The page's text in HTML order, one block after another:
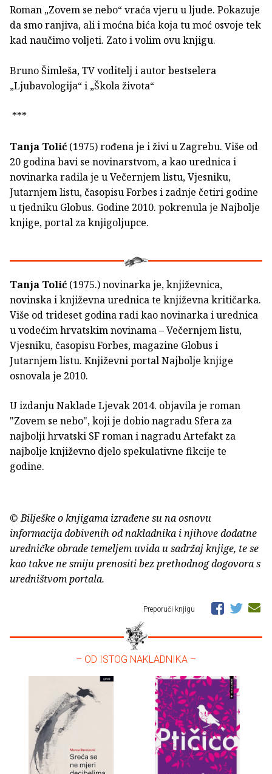
Roman „Zovem se nebo“ vraća vjeru u ljude. Pokazuje
da smo ranjiva, ali i moćna bića koja tu moć osvoje tek
kad naučimo voljeti. Zato i volim ovu knjigu.
Bruno Šimleša, TV voditelj i autor bestselera
„Ljubavologija“ i „Škola života“
***
Tanja Tolić (1975) rođena je i živi u Zagrebu. Više od
20 godina bavi se novinarstvom, a kao urednica i
novinarka radila je u Večernjem listu, Vjesniku,
Jutarnjem listu, časopisu Forbes i zadnje četiri godine
u tjedniku Globus. Godine 2010. pokrenula je Najbolje
knjige, portal za knjigoljupce.
Tanja Tolić (1975.) novinarka je, književnica,
novinska i književna urednica te književna kritičarka.
Više od trideset godina radi kao novinarka i urednica
u vodećim hrvatskim novinama – Večernjem listu,
Vjesniku, časopisu Forbes, magazine Globus i
Jutarnjem listu. Književni portal Najbolje knjige
osnovala je 2010.
U izdanju Naklade Ljevak 2014. objavila je roman
"Zovem se nebo", koji je dobio nagradu Sfera za
najbolji hrvatski SF roman i nagradu Artefakt za
najbolje književno djelo spekulativne fikcije te
godine.
© Bilješke o knjigama izrađene su na osnovu
informacija dobivenih od nakladnika i njihove dodatne
uredničke obrade temeljem uvida u sadržaj knjige, te se
kao takve ne smiju prenositi bez prethodnog dogovora s
uredništvom portala.
Preporuči knjigu
– OD ISTOG NAKLADNIKA –